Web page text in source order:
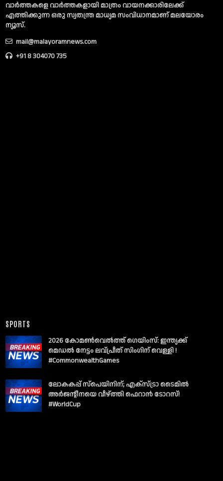
വാര്‍ത്തകളെ വാര്‍ത്തകളായി മാത്രം വായനക്കാരിലേക്ക്
എത്തിക്കുന്ന ഒരു സ്വതന്ത്ര മാധ്യമ സംവിധാനമാണ് മലയോരം
ന്യൂസ്‌.
mail@malayoramnews.com
+91 8 304070 735
SPORTS
2026 കോമൺവെൽത്ത് ഗെയിംസ്: ഇന്ത്യക്ക്
മെഡൽ നേട്ടം ലവ്പ്രീത് സിംഗിന് വെള്ളി !
#CommonwealthGames
ലോകകപ്പ് സ്പെയിനിന്; എക്സ്ട്രാ ടൈമിൽ
അർജന്റീനയെ വീഴ്ത്തി ഫെറാൻ ടോറസ്!
#WorldCup